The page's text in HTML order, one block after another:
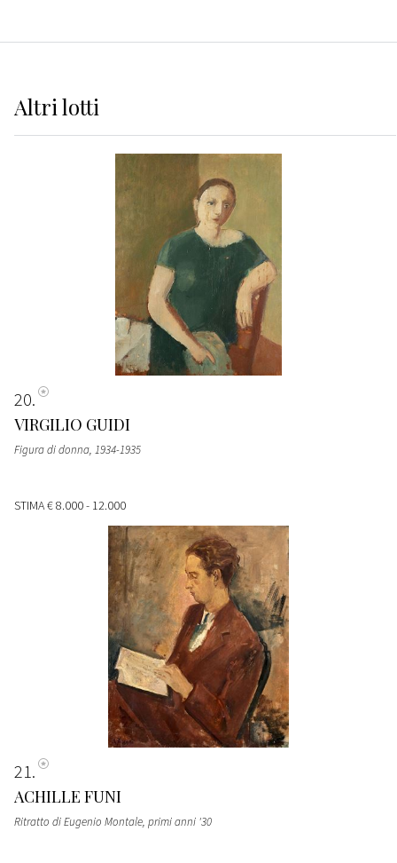
Altrilotti
20
VIRGILIO GUIDI
Figura di donna, 1934-1935
STIMA€ 8.000 - 12.000
21
ACHILLE FUNI
Ritratto di Eugenio Montale, primi anni '30